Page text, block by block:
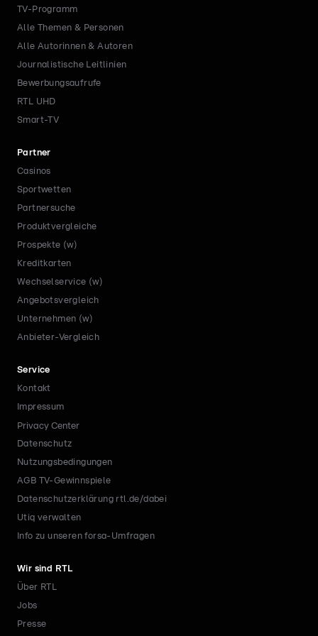
TV-Programm
Alle Themen & Personen
Alle Autorinnen & Autoren
Journalistische Leitlinien
Bewerbungsaufrufe
RTL UHD
Smart-TV
Partner
Casinos
Sportwetten
Partnersuche
Produktvergleiche
Prospekte (w)
Kreditkarten
Wechselservice (w)
Angebotsvergleich
Unternehmen (w)
Anbieter-Vergleich
Service
Kontakt
Impressum
Privacy Center
Datenschutz
Nutzungsbedingungen
AGB TV-Gewinnspiele
Datenschutzerklärung rtl.de/dabei
Utiq verwalten
Info zu unseren forsa-Umfragen
Wir sind RTL
Über RTL
Jobs
Presse